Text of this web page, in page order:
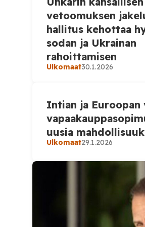
hankkeesta.
jonka EcoHealth
tutkimusvirastolle […]
vetoomuksen
hallitus kehottaa
sodan ja Ukrainan
rahoittamisen
Ulkomaat30.1.2026
Intian ja Euroopan
uusia
Ulkomaat29.1.2026
Blogi –